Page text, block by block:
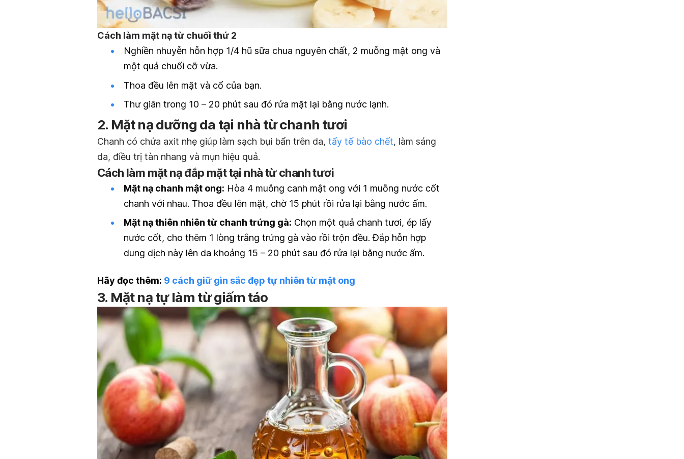
Cách làm mặt nạ từ chuối thứ 2
Nghiền nhuyễn hỗn hợp 1/4 hũ sữa chua nguyên chất, 2 muỗng mật ong và
một quả chuối cỡ vừa.
Thoa đều lên mặt và cổ của bạn.
Thư giãn trong 10 – 20 phút sau đó rửa mặt lại bằng nước lạnh.
2. Mặt nạ dưỡng da tại nhà từ chanh tươi
Chanh có chứa axit nhẹ giúp làm sạch bụi bẩn trên da, tẩy tế bào chết, làm sáng
da, điều trị tàn nhang và mụn hiệu quả.
Cách làm mặt nạ đắp mặt tại nhà từ chanh tươi
Mặt nạ chanh mật ong: Hòa 4 muỗng canh mật ong với 1 muỗng nước cốt
chanh với nhau. Thoa đều lên mặt, chờ 15 phút rồi rửa lại bằng nước ấm.
Mặt nạ thiên nhiên từ chanh trứng gà: Chọn một quả chanh tươi, ép lấy
nước cốt, cho thêm 1 lòng trắng trứng gà vào rồi trộn đều. Đắp hỗn hợp
dung dịch này lên da khoảng 15 – 20 phút sau đó rửa lại bằng nước ấm.
Hãy đọc thêm: 9 cách giữ gìn sắc đẹp tự nhiên từ mật ong
3. Mặt nạ tự làm từ giấm táo